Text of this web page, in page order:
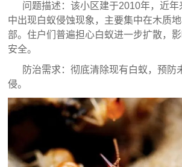
问题描述：该小区建于2010年，近年
中出现白蚁侵蚀现象，主要集中在木质
部。住户们普遍担心白蚁进一步扩散，
安全。
防治需求：彻底清除现有白蚁，预防
侵。